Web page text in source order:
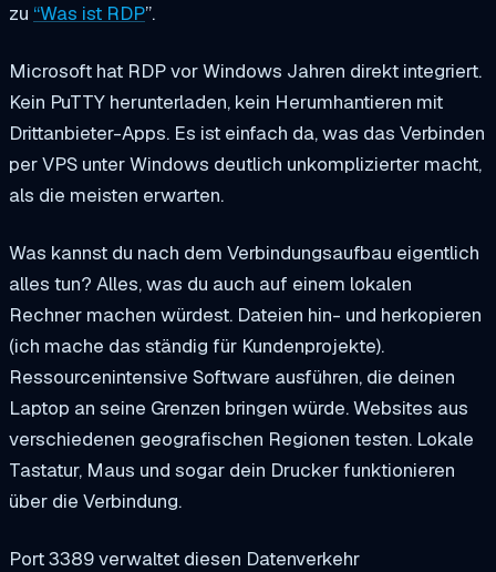
zu “Was ist RDP”.
Microsoft hat RDP vor Windows Jahren direkt integriert.
Kein PuTTY herunterladen, kein Herumhantieren mit
Drittanbieter-Apps. Es ist einfach da, was das Verbinden
per VPS unter Windows deutlich unkomplizierter macht,
als die meisten erwarten.
Was kannst du nach dem Verbindungsaufbau eigentlich
alles tun? Alles, was du auch auf einem lokalen
Rechner machen würdest. Dateien hin- und herkopieren
(ich mache das ständig für Kundenprojekte).
Ressourcenintensive Software ausführen, die deinen
Laptop an seine Grenzen bringen würde. Websites aus
verschiedenen geografischen Regionen testen. Lokale
Tastatur, Maus und sogar dein Drucker funktionieren
über die Verbindung.
Port 3389 verwaltet diesen Datenverkehr